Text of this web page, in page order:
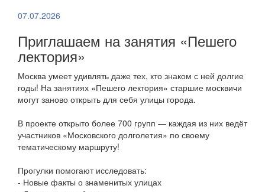
07.07.2026
Приглашаем на занятия «Пешего
лектория»
Москва умеет удивлять даже тех, кто знаком с ней долгие
годы! На занятиях «Пешего лектория» старшие москвичи
могут заново открыть для себя улицы города.
В проекте открыто более 700 групп — каждая из них ведёт
участников «Московского долголетия» по своему
тематическому маршруту!
Прогулки помогают исследовать:
- Новые факты о знаменитых улицах